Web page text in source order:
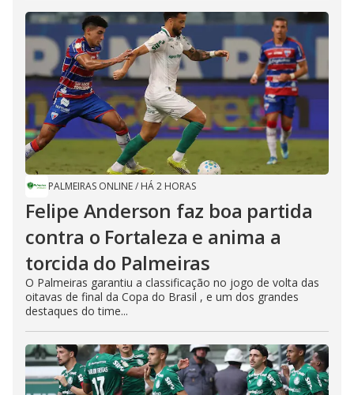
PALMEIRAS ONLINE/ HÁ 2 HORAS
Felipe Anderson faz boa partida
contra o Fortaleza e anima a
torcida do Palmeiras
O Palmeiras garantiu a classificação no jogo de volta das
oitavas de final da Copa do Brasil , e um dos grandes
destaques do time...